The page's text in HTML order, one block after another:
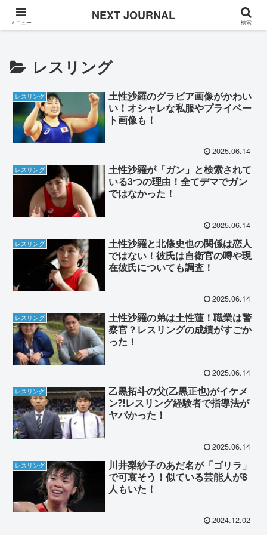
Once in a while
レスリング
レスリング
土性沙羅のグラビア画像がかわい
い！オシャレな私服やプライベー
ト画像も！
2025.06.14
レスリング
土性沙羅が「ガン」と検索されて
いる3つの理由！全てデマでガン
ではなかった！
2025.06.14
レスリング
土性沙羅と北條史也の関係は恋人
ではない！彼氏は自衛官の噂や現
在彼氏についても調査！
2025.06.14
レスリング
土性沙羅の弟は土性蓮！職業は警
察官？レスリングの成績がすごか
った！
2025.06.14
レスリング
乙黒拓斗の父(乙黒正也)がイケメ
ン⁈レスリング経験者で指導法が
ヤバかった！
2025.06.14
レスリング
川井梨紗子のあだ名が「ゴリラ」
で可哀そう！似ている芸能人が8
人もいた！
2024.12.02
メニュー NEXT JOURNAL 検索